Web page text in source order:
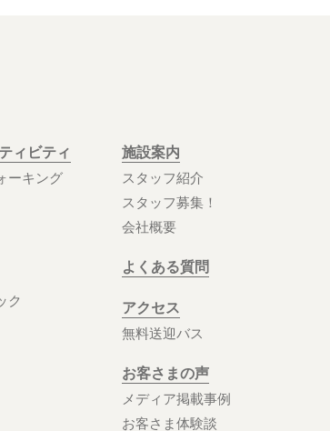
ィビティ
ーキング
ク
施設案内
スタッフ紹介
スタッフ募集！
会社概要
よくある質問
アクセス
無料送迎バス
お客さまの声
メディア掲載事例
お客さま体験談